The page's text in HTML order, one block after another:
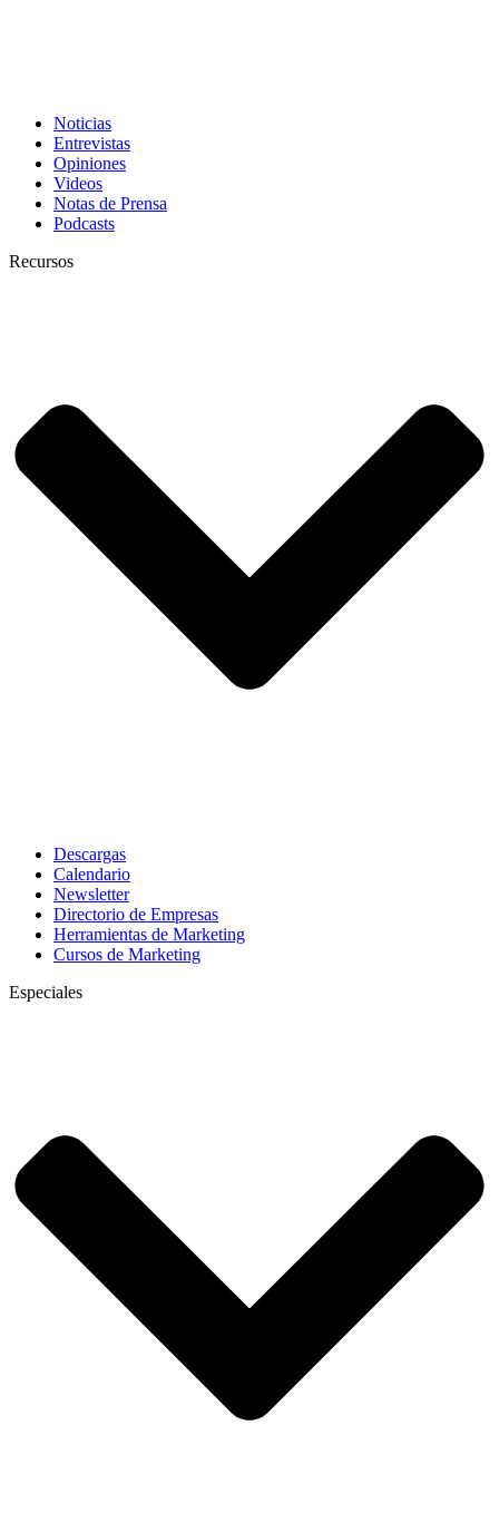
Noticias
Entrevistas
Opiniones
Videos
Notas de Prensa
Podcasts
Recursos
Descargas
Calendario
Newsletter
Directorio de Empresas
Herramientas de Marketing
Cursos de Marketing
Especiales